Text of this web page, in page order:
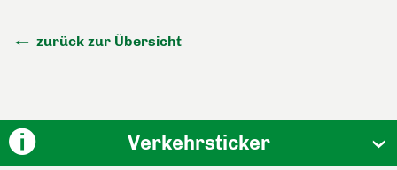
zurück zur Übersicht
Verkehrsticker